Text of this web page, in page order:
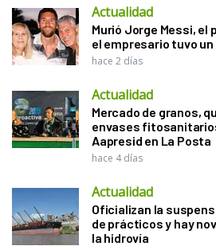
Actualidad
Murió Jorge Messi, el
el empresario tuvo
hace 2 días
Actualidad
Mercado de granos,
envases
Aapresid en La Posta
hace 4 días
Actualidad
Oficializan la
de prácticos y hay
la hidrovía